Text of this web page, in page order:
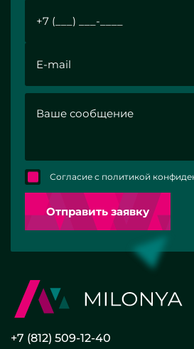
Согласие с политикой
Отправить заявку
+7 (812) 509-12-40